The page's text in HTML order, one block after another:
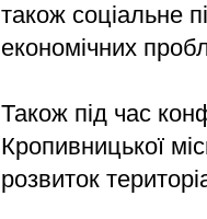
також соціальне
економічних
Також під час
Кропивницької
розвиток